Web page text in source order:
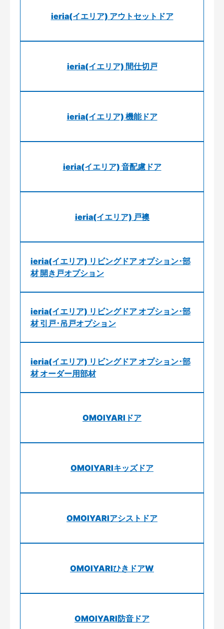
ieria(イエリア) アウトセットドア
ieria(イエリア) 間仕切戸
ieria(イエリア) 機能ドア
ieria(イエリア) 音配慮ドア
ieria(イエリア) 戸襖
ieria(イエリア) リビングドア オプション･部
材 開き戸オプション
ieria(イエリア) リビングドア オプション･部
材 引戸･吊戸オプション
ieria(イエリア) リビングドア オプション･部
材 オーダー用部材
OMOIYARIドア
OMOIYARIキッズドア
OMOIYARIアシストドア
OMOIYARIひきドアW
OMOIYARI防音ドア